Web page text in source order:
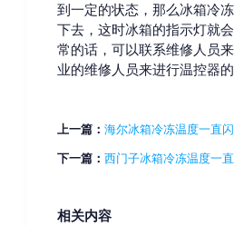
到一定的状态，那么冰箱冷
下去，这时冰箱的指示灯就
常的话，可以联系维修人员
业的维修人员来进行温控器
上一篇： 海尔冰箱冷冻温度一直
下一篇： 西门子冰箱冷冻温度一
相关内容